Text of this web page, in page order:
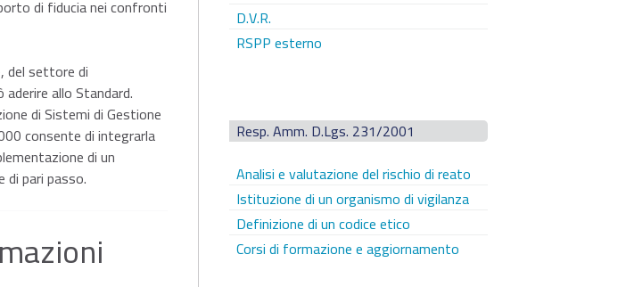
di fiducia nei confronti
del settore di
allo Standard.
di Sistemi di Gestione
consente di integrarla
di un
pari passo.
D.V.R.
RSPP esterno
Resp. Amm. D.Lgs. 231/2001
Analisi e valutazione del rischio di reato
Istituzione di un organismo di vigilanza
Definizione di un codice etico
Corsi di formazione e aggiornamento